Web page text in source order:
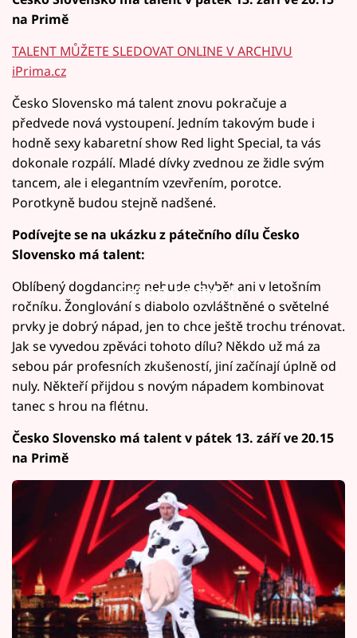
na Primě
TALENT MŮŽETE SLEDOVAT ONLINE V ARCHIVU
iPrima.cz
Česko Slovensko má talent znovu pokračuje a
předvede nová vystoupení. Jedním takovým bude i
hodně sexy kabaretní show Red light Special, ta vás
dokonale rozpálí. Mladé dívky zvednou ze židle svým
tancem, ale i elegantním vzevřením, porotce.
Porotkyně budou stejně nadšené.
Podívejte se na ukázku z pátečního dílu Česko
Slovensko má talent:
Failed to fetch
Failed to fetch
Oblíbený dogdancing nebude chybět ani v letošním
ročníku. Žonglování s diabolo ozvláštněné o světelné
prvky je dobrý nápad, jen to chce ještě trochu trénovat.
Jak se vyvedou zpěváci tohoto dílu? Někdo už má za
sebou pár profesních zkušeností, jiní začínají úplně od
nuly. Někteří přijdou s novým nápadem kombinovat
tanec s hrou na flétnu.
Česko Slovensko má talent v pátek 13. září ve 20.15
na Primě